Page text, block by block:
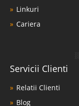
Linkuri
Cariera
Servicii Clienti
Relatii Clienti
Blog